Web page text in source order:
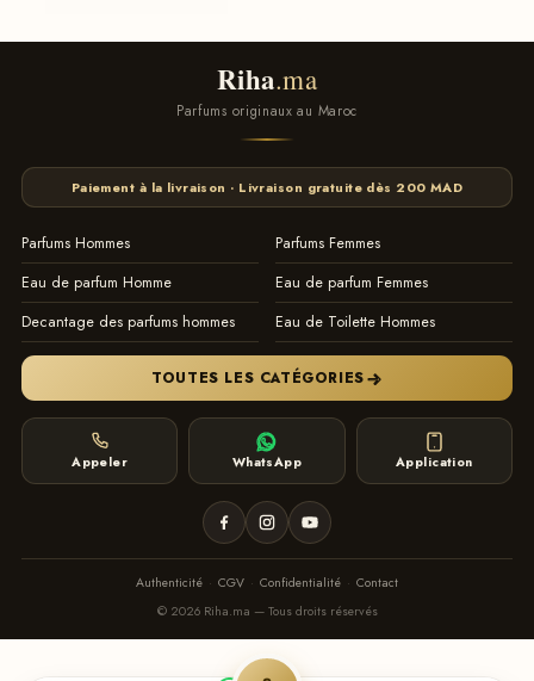
Riha.ma
Parfums originaux au Maroc
Paiement à la livraison · Livraison gratuite dès 200 MAD
Parfums Hommes
Parfums Femmes
Eau de parfum Homme
Eau de parfum Femmes
Decantage des parfums hommes
Eau de Toilette Hommes
TOUTES LES CATÉGORIES
Appeler WhatsApp Application
Authenticité · CGV · Confidentialité · Contact
© 2026 Riha.ma — Tous droits réservés